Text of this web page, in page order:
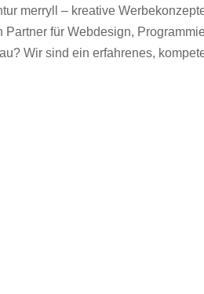
merryll – kreative
für Webdesign,
Wir sind ein erfahrenes,